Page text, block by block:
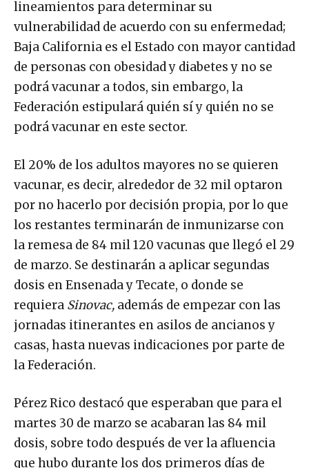
vulnerabilidad de acuerdo con su enfermedad;
Baja California es el Estado con mayor cantidad
de personas con obesidad y diabetes y no se
podrá vacunar a todos, sin embargo, la
Federación estipulará quién sí y quién no se
podrá vacunar en este sector.
El 20% de los adultos mayores no se quieren
vacunar, es decir, alrededor de 32 mil optaron
por no hacerlo por decisión propia, por lo que
los restantes terminarán de inmunizarse con
la remesa de 84 mil 120 vacunas que llegó el 29
de marzo. Se destinarán a aplicar segundas
dosis en Ensenada y Tecate, o donde se
requiera Sinovac, además de empezar con las
jornadas itinerantes en asilos de ancianos y
casas, hasta nuevas indicaciones por parte de
la Federación.
Pérez Rico destacó que esperaban que para el
martes 30 de marzo se acabaran las 84 mil
dosis, sobre todo después de ver la afluencia
que hubo durante los dos primeros días de